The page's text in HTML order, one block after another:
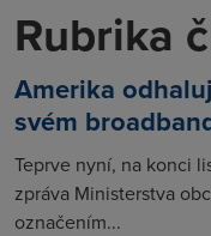
Rubrika
Amerika
svém
Teprve nyní, na konci
zpráva Ministerstva
označením...